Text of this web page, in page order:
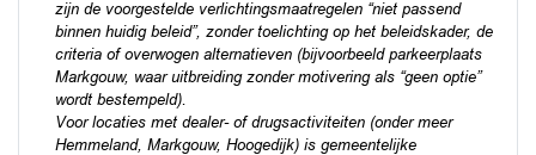
zijn de voorgestelde verlichtingsmaatregelen “niet passend
binnen huidig beleid”, zonder toelichting op het beleidskader, de
criteria of overwogen alternatieven (bijvoorbeeld parkeerplaats
Markgouw, waar uitbreiding zonder motivering als “geen optie”
wordt bestempeld).
Voor locaties met dealer- of drugsactiviteiten (onder meer
Hemmeland, Markgouw, Hoogedijk) is gemeentelijke